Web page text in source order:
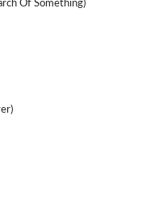
Of Something)